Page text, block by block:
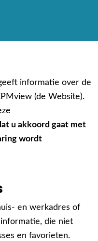
informatie over de
(de Website).
u akkoord gaat met
wordt
en werkadres of
die niet
en favorieten.